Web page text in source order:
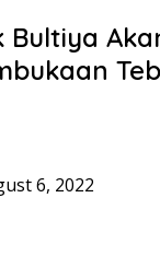
Bultiya
6, 2022